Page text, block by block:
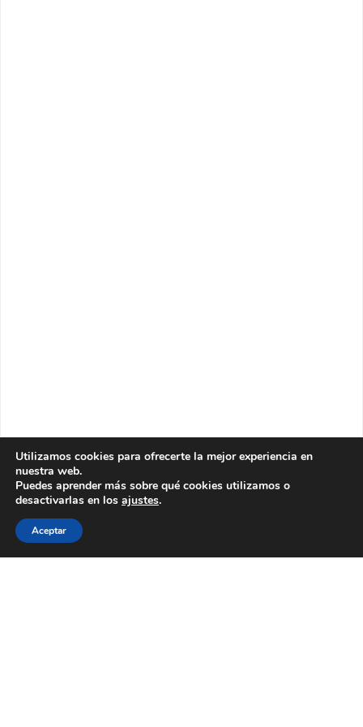
Utilizamos cookies para ofrecerte la mejor experiencia en
nuestra web.
Puedes aprender más sobre qué cookies utilizamos o
desactivarlas en los ajustes.
Aceptar